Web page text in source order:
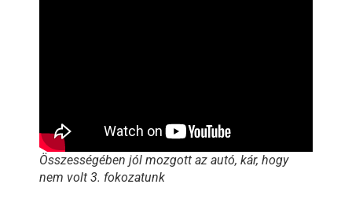
Összességében jól mozgott az autó, kár, hogy
nem volt 3. fokozatunk